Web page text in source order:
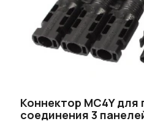
Коннектор МС4Y для
соединения 3